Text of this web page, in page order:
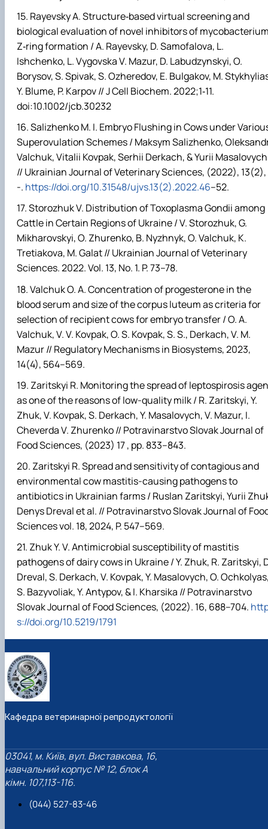
Rayevsky A. Structure‐based virtual screening and
biological evaluation of novel inhibitors of
Z‐ring formation / A. Rayevsky, D. Samofalova, L.
Ishchenko, L. Vygovska V. Mazur, D. Labudzynskyi, O.
Borysov, S. Spivak, S. Ozheredov, E. Bulgakov, M.
Y. Blume, P. Karpov // J Cell Biochem. 2022;1‐11.
doi:10.1002/jcb.30232
Salizhenko M. I. Embryo Flushing in Cows under
Superovulation Schemes / Maksym Salizhenko,
Valchuk, Vitalii Kovpak, Serhii Derkach, & Yurii Masalovych
// Ukrainian Journal of Veterinary Sciences, (2022), 13(2),
-. https://doi.org/10.31548/ujvs.13(2).2022.46–52.
Storozhuk V. Distribution of Toxoplasma Gondii among
Cattle in Certain Regions of Ukraine / V. Storozhuk, G.
Mikharovskyi, O. Zhurenko, B. Nyzhnyk, O. Valchuk, K.
Tretiakova, M. Galat // Ukrainian Journal of Veterinary
Sciences. 2022. Vol. 13, No. 1. P. 73–78.
Valchuk O. A. Concentration of progesterone in the
blood serum and size of the corpus luteum as criteria for
selection of recipient cows for embryo transfer / O. A.
Valchuk, V. V. Kovpak, O. S. Kovpak, S. S., Derkach, V. M.
Mazur // Regulatory Mechanisms in Biosystems, 2023,
14(4), 564–569.
Zaritskyi R. Monitoring the spread of leptospirosis
as one of the reasons of low-quality milk / R. Zaritskyi, Y.
Zhuk, V. Kovpak, S. Derkach, Y. Masalovych, V. Mazur, I.
Cheverda V. Zhurenko // Potravinarstvo Slovak Journal of
Food Sciences, (2023) 17 , pp. 833–843.
Zaritskyi R. Spread and sensitivity of contagious and
environmental cow mastitis-causing pathogens to
antibiotics in Ukrainian farms / Ruslan Zaritskyi, Yurii
Denys Dreval et al. // Potravinarstvo Slovak Journal of
Sciences vol. 18, 2024, P. 547–569.
Zhuk Y. V. Antimicrobial susceptibility of mastitis
pathogens of dairy cows in Ukraine / Y. Zhuk, R. Zaritskyi,
Dreval, S. Derkach, V. Kovpak, Y. Masalovych, O.
S. Bazyvoliak, Y. Antypov, & I. Kharsika // Potravinarstvo
Slovak Journal of Food Sciences, (2022). 16, 688–704.
s://doi.org/10.5219/1791
Кафедра ветеринарної репродуктології
03041, м. Київ, вул. Виставкова, 16,
навчальний корпус № 12, блок А
кімн. 107,113-116.
(044) 527-83-46